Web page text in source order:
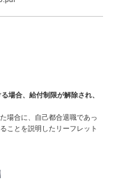
場合、給付制限が解除され、
場合に、自己都合退職であっ
ことを説明したリーフレット